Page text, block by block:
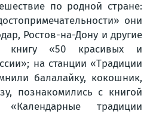
по родной стране:
они
Ростов-на-Дону и другие
книгу «50 красивых и
на станции «Традиции
балалайку, кокошник,
познакомились с книгой
традиции